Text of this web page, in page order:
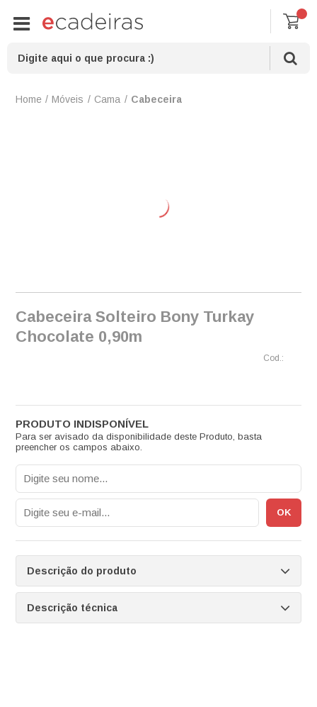
Móveis Cama Cabeceira
Cabeceira Solteiro Bony Turkay
Chocolate 0,90m
Para ser avisado da disponibilidade deste Produto, basta
preencher os campos abaixo.
Descrição do produto
Descrição técnica